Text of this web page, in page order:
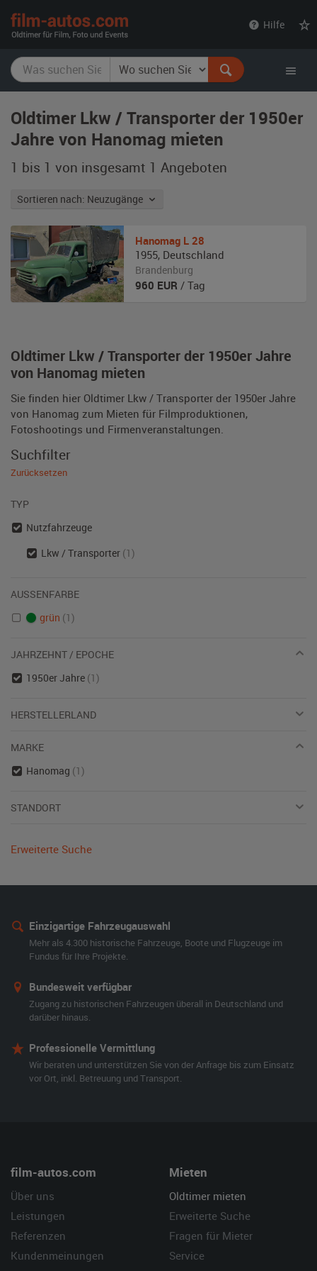
Hilfe
Oldtimer Lkw / Transporter der 1950er
Jahre von Hanomag mieten
1 bis 1 von insgesamt 1 Angeboten
Sortieren nach: Neuzugänge
Oldtimer Lkw / Transporter der 1950er Jahre
von Hanomag mieten
Sie finden hier Oldtimer Lkw / Transporter der 1950er Jahre
von Hanomag zum Mieten für Filmproduktionen,
Fotoshootings und Firmenveranstaltungen.
Hanomag L 28
1955, Deutschland
Brandenburg
960 EUR / Tag
Suchfilter
Zurücksetzen
TYP
Nutzfahrzeuge
Lkw / Transporter (1)
AUSSENFARBE
grün (1)
JAHRZEHNT / EPOCHE
1950er Jahre (1)
HERSTELLERLAND
MARKE
Hanomag (1)
STANDORT
Erweiterte Suche
Einzigartige Fahrzeugauswahl
Mehr als 4.300 historische Fahrzeuge, Boote und Flugzeuge im
Fundus für Ihre Projekte.
Bundesweit verfügbar
Zugang zu historischen Fahrzeugen überall in Deutschland und
darüber hinaus.
Professionelle Vermittlung
Wir beraten und unterstützen Sie von der Anfrage bis zum Einsatz
vor Ort, inkl. Betreuung und Transport.
film-autos.com
Über uns
Leistungen
Referenzen
Kundenmeinungen
Mieten
Oldtimer mieten
Erweiterte Suche
Fragen für Mieter
Service